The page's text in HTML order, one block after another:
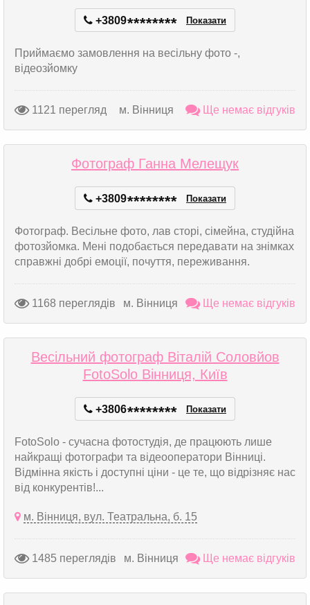
+3809******** Показати
Приймаємо замовлення на весільну фото -,
відеозйомку
1121 перегляд м. Вінниця Ще немає відгуків
Фотограф Ганна Мелещук
+3809******** Показати
Фотограф. Весільне фото, лав сторі, сімейна, студійна
фотозйомка. Мені подобається передавати на знімках
справжні добрі емоції, почуття, переживання.
1168 переглядів м. Вінниця Ще немає відгуків
Весільний фотограф Віталій Соловйов
FotoSolo Вінниця, Київ
+3806******** Показати
FotoSolo - сучасна фотостудія, де працюють лише
найкращі фотографи та відеооператори Вінниці.
Відмінна якість і доступні ціни - це те, що відрізняє нас
від конкурентів!...
м. Вінниця, вул. Театральна, б. 15
1485 переглядів м. Вінниця Ще немає відгуків